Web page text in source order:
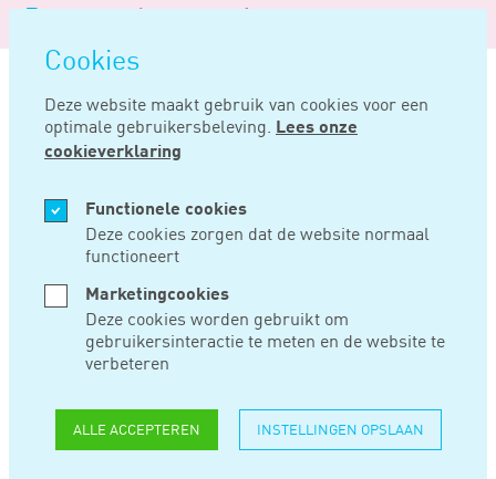
overslaan
Cookies
Deze website maakt gebruik van cookies voor een
optimale gebruikersbeleving. Lees onze
cookieverklaring
Functionele cookies
Deze cookies zorgen dat de website normaal
functioneert
Marketingcookies
Deze cookies worden gebruikt om
gebruikersinteractie te meten en de website te
verbeteren
ALLE ACCEPTEREN INSTELLINGEN OPSLAAN
Logo
Noord
Negentig
Home Nieuws
JUL 26, 2023
ONTERECHTE
VERGRIJPBOETE
VOOR TIJDIG
INGEDIENDE
SUPPLETIE